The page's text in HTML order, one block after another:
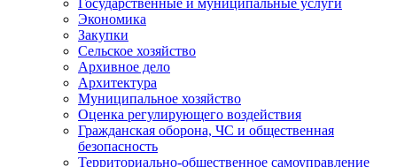
Государственные и муниципальные услуги
Экономика
Закупки
Сельское хозяйство
Архивное дело
Архитектура
Муниципальное хозяйство
Оценка регулирующего воздействия
Гражданская оборона, ЧС и общественная
безопасность
Территориально-общественное самоуправление